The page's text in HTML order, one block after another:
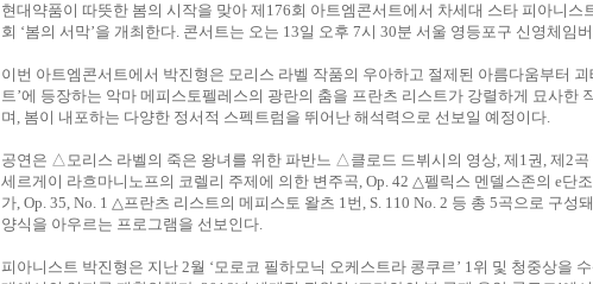
현대약품이 따뜻한 봄의 시작을 맞아 제176회 아트엠콘서트에서 차세대 스타 피아니스
회 ‘봄의 서막’을 개최한다. 콘서트는 오는 13일 오후 7시 30분 서울 영등포구 신영체임
이번 아트엠콘서트에서 박진형은 모리스 라벨 작품의 우아하고 절제된 아름다움부터 괴
트’에 등장하는 악마 메피스토펠레스의 광란의 춤을 프란츠 리스트가 강렬하게 묘사한
며, 봄이 내포하는 다양한 정서적 스펙트럼을 뛰어난 해석력으로 선보일 예정이다.
공연은 △모리스 라벨의 죽은 왕녀를 위한 파반느 △클로드 드뷔시의 영상, 제1권, 제2곡
세르게이 라흐마니노프의 코렐리 주제에 의한 변주곡, Op. 42 △펠릭스 멘델스존의 e단
가, Op. 35, No. 1 △프란츠 리스트의 메피스토 왈츠 1번, S. 110 No. 2 등 총 5곡으로 구성
양식을 아우르는 프로그램을 선보인다.
피아니스트 박진형은 지난 2월 ‘모로코 필하모닉 오케스트라 콩쿠르’ 1위 및 청중상을